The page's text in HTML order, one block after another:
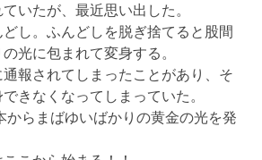
いたが、最近思い出した。
し。ふんどしを脱ぎ捨てると股間
光に包まれて変身する。
報されてしまったことがあり、そ
きなくなってしまっていた。
からまばゆいばかりの黄金の光を発